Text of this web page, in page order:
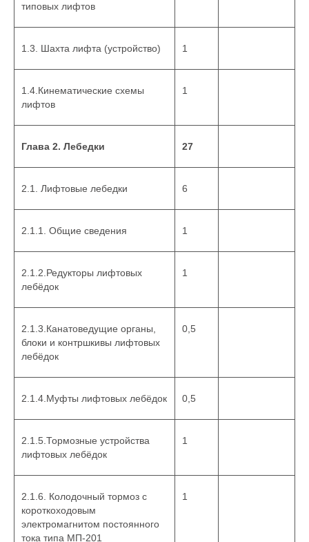
типовых лифтов
1.3. Шахта лифта (устройство) 1
1.4.Кинематические схемы
лифтов
1
Глава 2. Лебедки 27
2.1. Лифтовые лебедки 6
2.1.1. Общие сведения 1
2.1.2.Редукторы лифтовых
лебёдок
1
2.1.3.Канатоведущие органы,
блоки и контршкивы лифтовых
лебёдок
0,5
2.1.4.Муфты лифтовых лебёдок 0,5
2.1.5.Тормозные устройства
лифтовых лебёдок
1
2.1.6. Колодочный тормоз с
короткоходовым
электромагнитом постоянного
тока типа МП-201
1